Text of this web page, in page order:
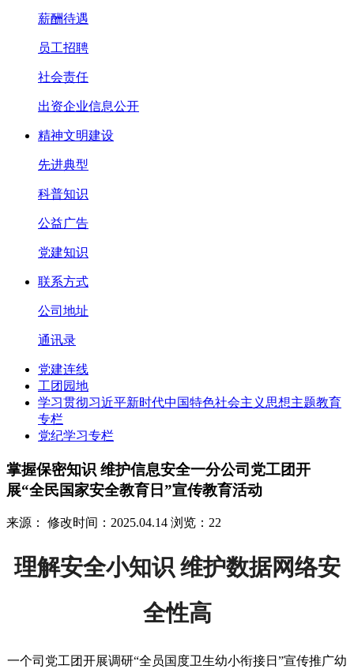
薪酬待遇
员工招聘
社会责任
出资企业信息公开
精神文明建设
先进典型
科普知识
公益广告
党建知识
联系方式
公司地址
通讯录
党建连线
工团园地
学习贯彻习近平新时代中国特色社会主义思想主题教育
专栏
党纪学习专栏
掌握保密知识 维护信息安全一分公司党工团开
展“全民国家安全教育日”宣传教育活动
来源： 修改时间：2025.04.14 浏览：22
理解安全小知识 维护数据网络安
全性高
一个司党工团开展调研“全员国度卫生幼小衔接日”宣传推广幼